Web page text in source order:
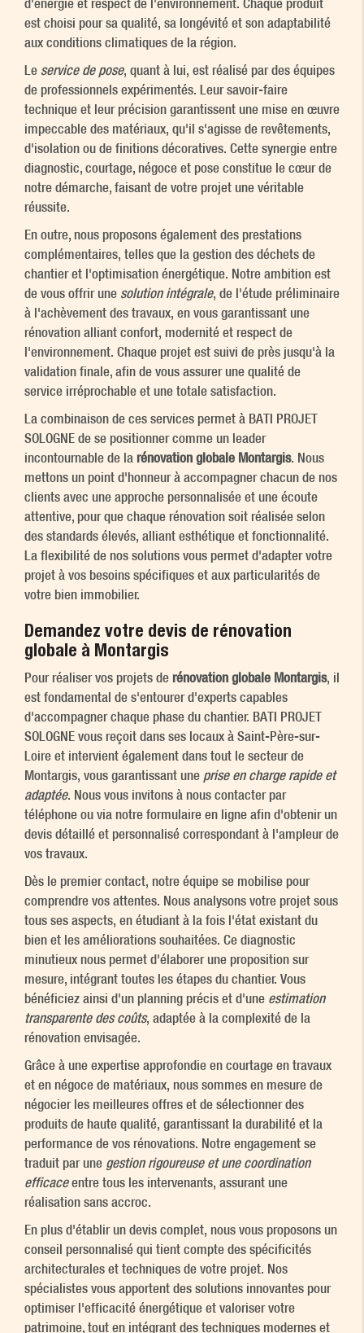
d'énergie et respect de l'environnement. Chaque produit
est choisi pour sa qualité, sa longévité et son adaptabilité
aux conditions climatiques de la région.
Le service de pose, quant à lui, est réalisé par des équipes
de professionnels expérimentés. Leur savoir-faire
technique et leur précision garantissent une mise en œuvre
impeccable des matériaux, qu'il s'agisse de revêtements,
d'isolation ou de finitions décoratives. Cette synergie entre
diagnostic, courtage, négoce et pose constitue le cœur de
notre démarche, faisant de votre projet une véritable
réussite.
En outre, nous proposons également des prestations
complémentaires, telles que la gestion des déchets de
chantier et l'optimisation énergétique. Notre ambition est
de vous offrir une solution intégrale, de l'étude préliminaire
à l'achèvement des travaux, en vous garantissant une
rénovation alliant confort, modernité et respect de
l'environnement. Chaque projet est suivi de près jusqu'à la
validation finale, afin de vous assurer une qualité de
service irréprochable et une totale satisfaction.
La combinaison de ces services permet à BATI PROJET
SOLOGNE de se positionner comme un leader
incontournable de la rénovation globale Montargis. Nous
mettons un point d'honneur à accompagner chacun de nos
clients avec une approche personnalisée et une écoute
attentive, pour que chaque rénovation soit réalisée selon
des standards élevés, alliant esthétique et fonctionnalité.
La flexibilité de nos solutions vous permet d'adapter votre
projet à vos besoins spécifiques et aux particularités de
votre bien immobilier.
Demandez votre devis de rénovation
globale à Montargis
Pour réaliser vos projets de rénovation globale Montargis, il
est fondamental de s'entourer d'experts capables
d'accompagner chaque phase du chantier. BATI PROJET
SOLOGNE vous reçoit dans ses locaux à Saint-Père-sur-
Loire et intervient également dans tout le secteur de
Montargis, vous garantissant une prise en charge rapide et
adaptée. Nous vous invitons à nous contacter par
téléphone ou via notre formulaire en ligne afin d'obtenir un
devis détaillé et personnalisé correspondant à l'ampleur de
vos travaux.
Dès le premier contact, notre équipe se mobilise pour
comprendre vos attentes. Nous analysons votre projet sous
tous ses aspects, en étudiant à la fois l'état existant du
bien et les améliorations souhaitées. Ce diagnostic
minutieux nous permet d'élaborer une proposition sur
mesure, intégrant toutes les étapes du chantier. Vous
bénéficiez ainsi d'un planning précis et d'une estimation
transparente des coûts, adaptée à la complexité de la
rénovation envisagée.
Grâce à une expertise approfondie en courtage en travaux
et en négoce de matériaux, nous sommes en mesure de
négocier les meilleures offres et de sélectionner des
produits de haute qualité, garantissant la durabilité et la
performance de vos rénovations. Notre engagement se
traduit par une gestion rigoureuse et une coordination
efficaceentre tous les intervenants, assurant une
réalisation sans accroc.
En plus d'établir un devis complet, nous vous proposons un
conseil personnalisé qui tient compte des spécificités
architecturales et techniques de votre projet. Nos
spécialistes vous apportent des solutions innovantes pour
optimiser l'efficacité énergétique et valoriser votre
patrimoine, tout en intégrant des techniques modernes et